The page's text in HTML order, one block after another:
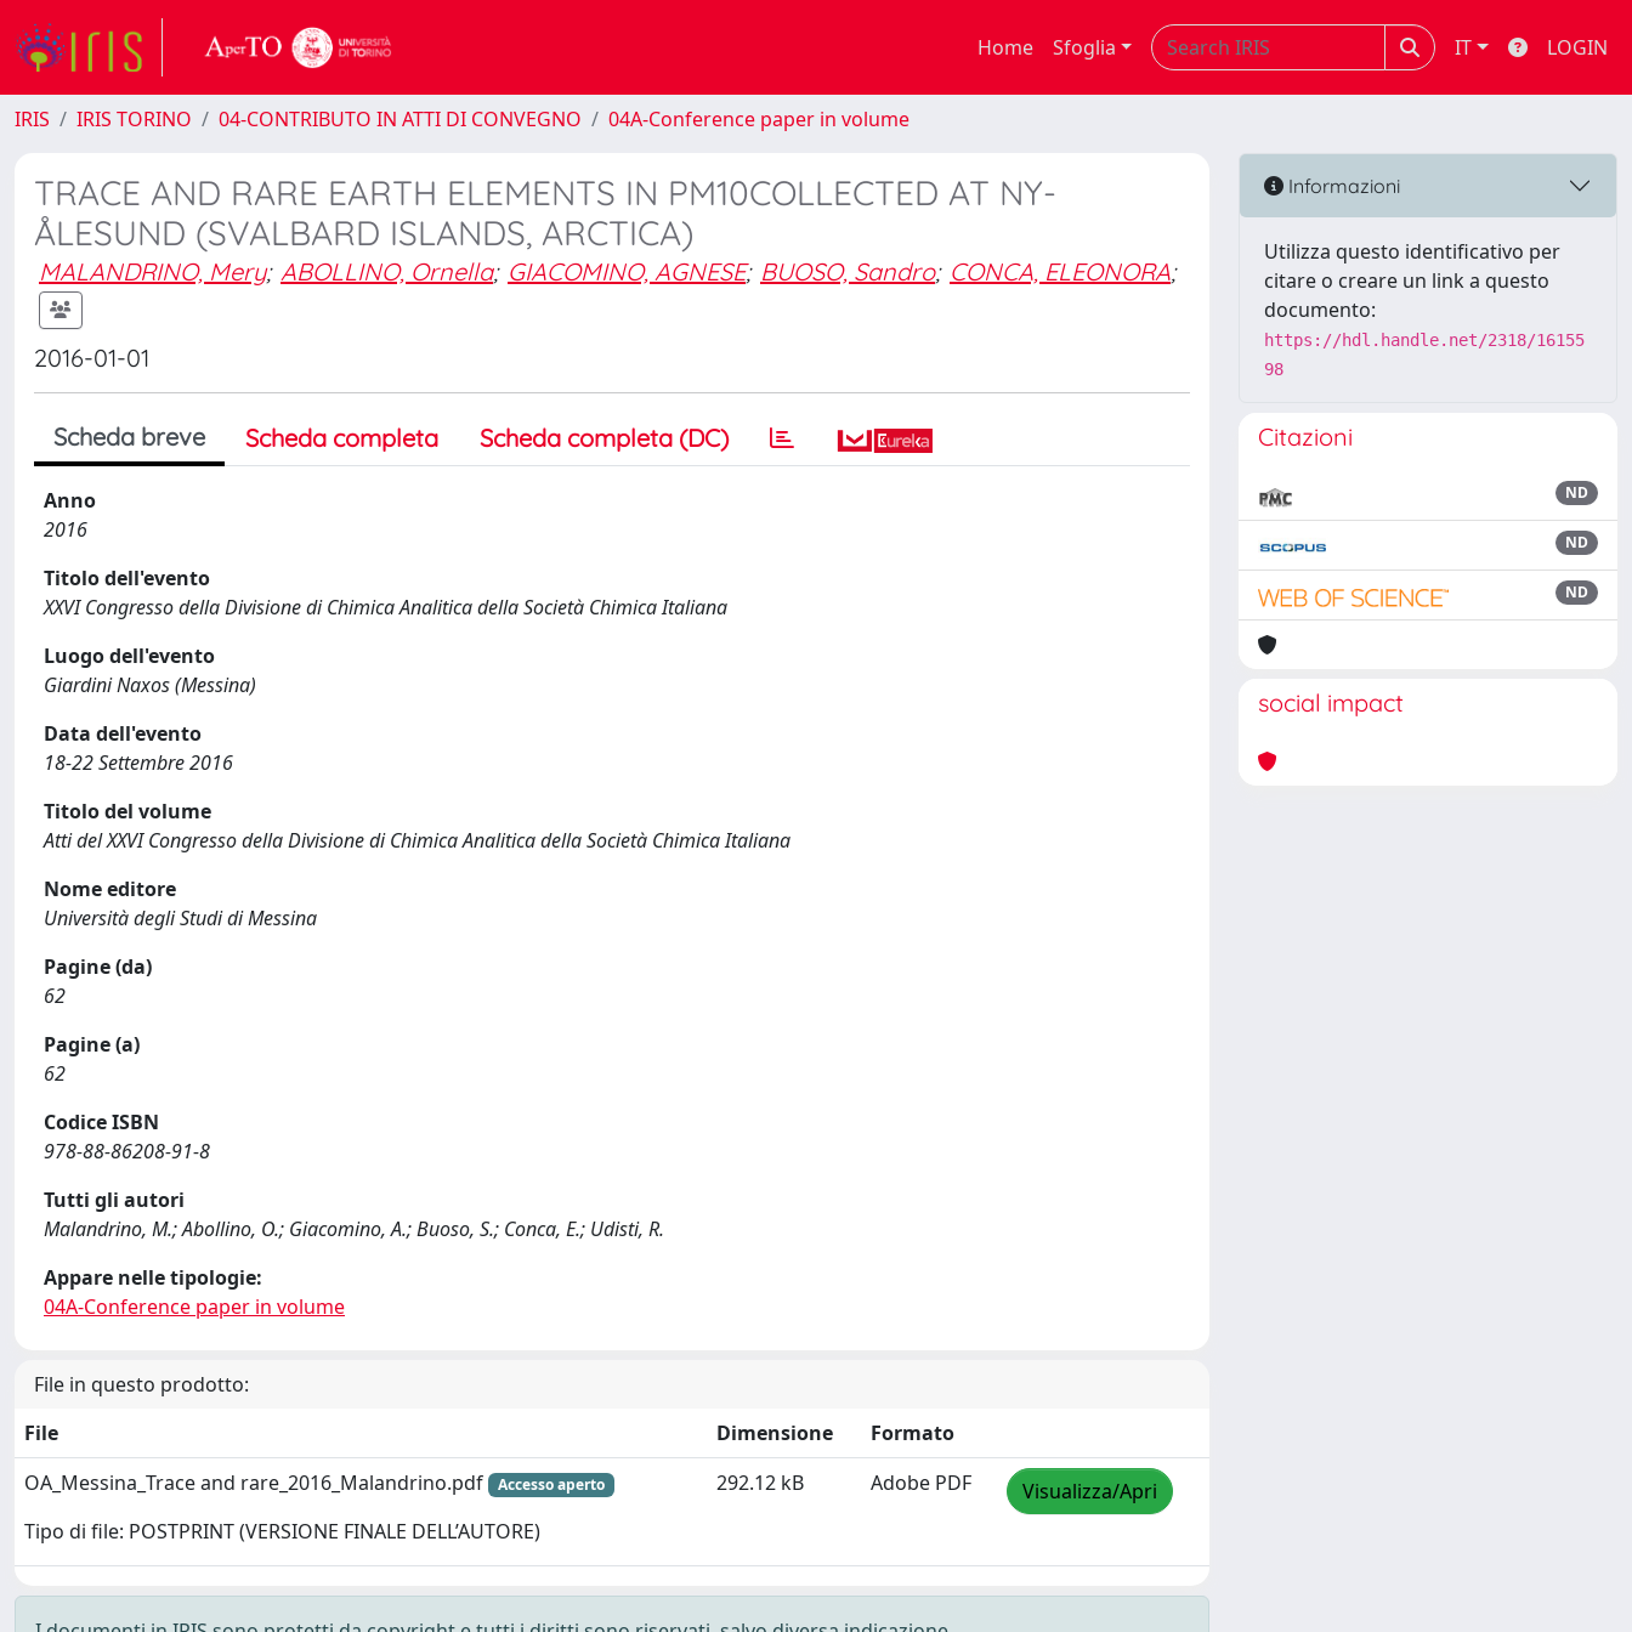
Home Sfoglia IT LOGIN
IRIS IRIS TORINO 04-CONTRIBUTO IN ATTI DI CONVEGNO 04A-Conference paper in volume
TRACE AND RARE EARTH ELEMENTS IN PM10COLLECTED AT NY-
ÅLESUND (SVALBARD ISLANDS, ARCTICA)
MALANDRINO, Mery; ABOLLINO, Ornella; GIACOMINO, AGNESE; BUOSO, Sandro; CONCA, ELEONORA;
2016-01-01
Scheda breve Scheda completa Scheda completa (DC)
Anno
2016
Titolo dell'evento
XXVI Congresso della Divisione di Chimica Analitica della Società Chimica Italiana
Luogo dell'evento
Giardini Naxos (Messina)
Data dell'evento
18-22 Settembre 2016
Titolo del volume
Atti del XXVI Congresso della Divisione di Chimica Analitica della Società Chimica Italiana
Nome editore
Università degli Studi di Messina
Pagine (da)
62
Pagine (a)
62
Codice ISBN
978-88-86208-91-8
Tutti gli autori
Malandrino, M.; Abollino, O.; Giacomino, A.; Buoso, S.; Conca, E.; Udisti, R.
Appare nelle tipologie:
04A-Conference paper in volume
File in questo prodotto:
File
Dimensione
Formato
OA_Messina_Trace and rare_2016_Malandrino.pdf
Accesso aperto
Tipo di file: POSTPRINT (VERSIONE FINALE DELL’AUTORE)
292.12 kB Adobe PDF Visualizza/Apri
Informazioni
Utilizza questo identificativo per
citare o creare un link a questo
documento:
https://hdl.handle.net/2318/16155
98
Citazioni
ND
ND
ND
social impact